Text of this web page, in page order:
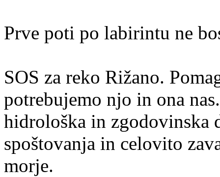
Prve poti po labirintu ne
SOS za reko Rižano.
potrebujemo njo in ona
hidrološka in zgodovinska
spoštovanja in celovito
morje.